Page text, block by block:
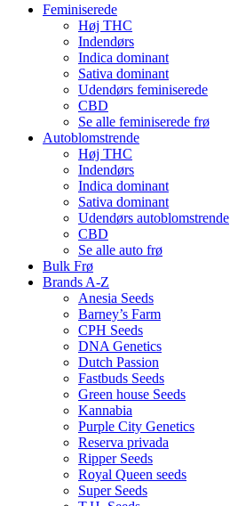
Feminiserede
Høj THC
Indendørs
Indica dominant
Sativa dominant
Udendørs feminiserede
CBD
Se alle feminiserede frø
Autoblomstrende
Høj THC
Indendørs
Indica dominant
Sativa dominant
Udendørs autoblomstrende
CBD
Se alle auto frø
Bulk Frø
Brands A-Z
Anesia Seeds
Barney’s Farm
CPH Seeds
DNA Genetics
Dutch Passion
Fastbuds Seeds
Green house Seeds
Kannabia
Purple City Genetics
Reserva privada
Ripper Seeds
Royal Queen seeds
Super Seeds